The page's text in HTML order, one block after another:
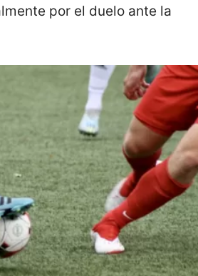
por el duelo ante la